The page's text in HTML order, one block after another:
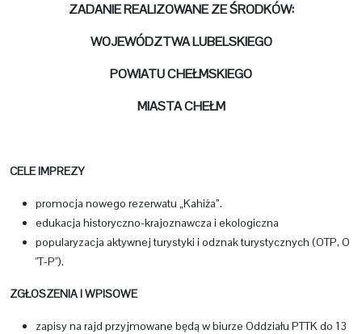
ZADANIE REALIZOWANE ZEŚRODKÓW:
WOJEWÓDZTWA LUBELSKIEGO
POWIATU CHEŁMSKIEGO
MIASTA CHEŁM
CELE IMPREZY
promocja nowego rezerwatu „Kahiża”.
edukacja historyczno-krajoznawcza i ekologiczna
popularyzacja aktywnej turystyki i odznak turystycznych (OTP, O
"T-P").
ZGŁOSZENIA I WPISOWE
zapisy na rajd przyjmowane będą w biurze Oddziału PTTK do 13